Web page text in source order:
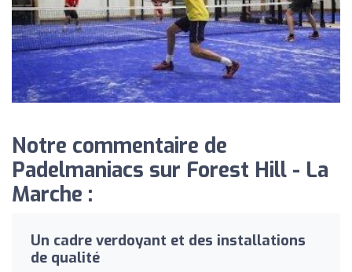
Notre commentaire de
Padelmaniacs sur Forest Hill - La
Marche :
Un cadre verdoyant et des installations
de qualité